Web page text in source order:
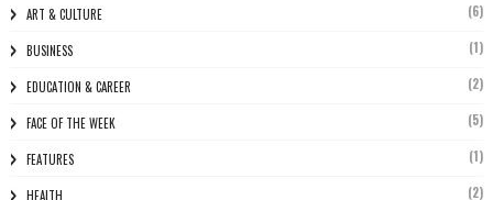
ART & CULTURE (6)
BUSINESS (1)
EDUCATION & CAREER (2)
FACE OF THE WEEK (5)
FEATURES (1)
HEALTH (2)